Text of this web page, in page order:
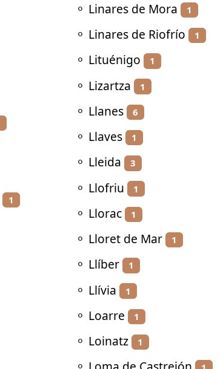
1
⚬ Linares de Mora 1
⚬ Linares de Riofrío 1
⚬ Lituénigo 1
⚬ Lizartza 1
⚬ Llanes 6
⚬ Llaves 1
⚬ Lleida 3
⚬ Llofriu 1
⚬ Llorac 1
⚬ Lloret de Mar 1
⚬ Llíber 1
⚬ Llívia 1
⚬ Loarre 1
⚬ Loinatz 1